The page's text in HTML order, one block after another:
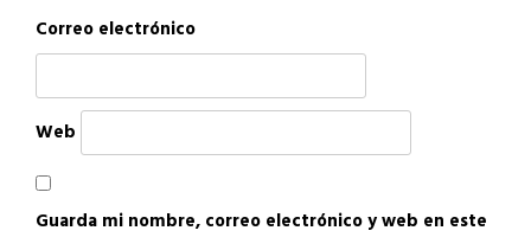
Correo electrónico
Web
Guarda mi nombre, correo electrónico y web en este